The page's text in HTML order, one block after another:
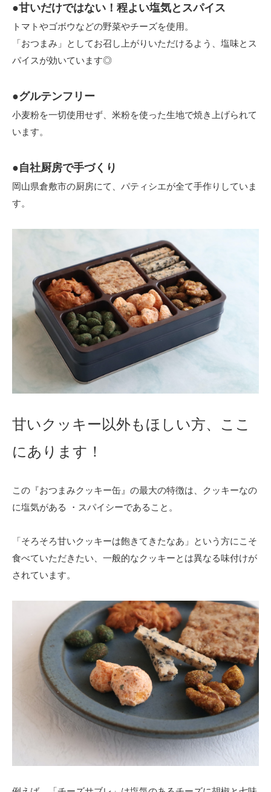
●甘いだけではない！程よい塩気とスパイス
トマトやゴボウなどの野菜やチーズを使用。
「おつまみ」としてお召し上がりいただけるよう、塩味とス
パイスが効いています◎
●グルテンフリー
小麦粉を一切使用せず、米粉を使った生地で焼き上げられて
います。
●自社厨房で手づくり
岡山県倉敷市の厨房にて、パティシエが全て手作りしていま
す。
甘いクッキー以外もほしい方、ここ
にあります！
この『おつまみクッキー缶』の最大の特徴は、クッキーなの
に塩気がある ・スパイシーであること。
「そろそろ甘いクッキーは飽きてきたなあ」という方にこそ
食べていただきたい、一般的なクッキーとは異なる味付けが
されています。